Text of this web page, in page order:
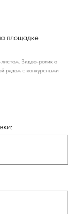
площадке
листом. Видео-ролик о
рядом с конкурсными